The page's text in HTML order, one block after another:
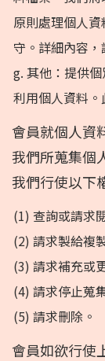
原則處理個人
守。詳細內容
g. 其他：提供
利用個人資料
會員就個人資
我們所蒐集個
我們行使以下
(1) 查詢或請求
(2) 請求製給複
(3) 請求補充或
(4) 請求停止蒐
(5) 請求刪除。
會員如欲行使